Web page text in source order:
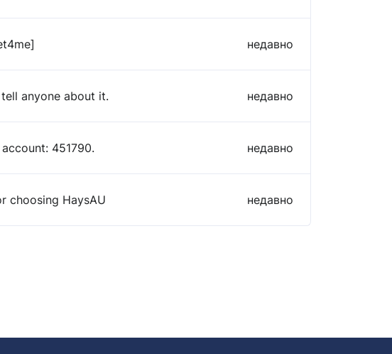
недавно
anyone about it. недавно
451790. недавно
choosing HaysAU недавно